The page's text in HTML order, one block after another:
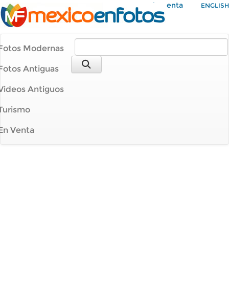
Mi Cuenta ENGLISH
Modernas
Antiguas
Antiguos
Venta